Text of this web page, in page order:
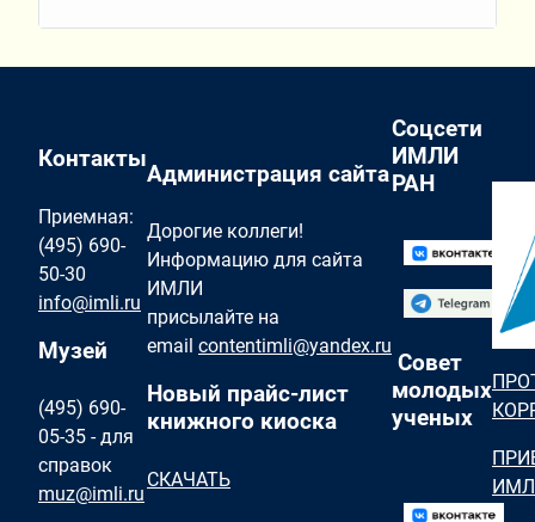
Контакты
Приемная:
(495) 690-
50-30
info@imli.ru
Музей
(495) 690-
05-35 - для
справок
muz@imli.ru
Администрация сайта
Дорогие коллеги!
Информацию для сайта
ИМЛИ
присылайте на
email contentimli@yandex.ru
Новый прайс-лист
книжного киоска
СКАЧАТЬ
Соцсети
ИМЛИ
РАН
Совет
молодых
ученых